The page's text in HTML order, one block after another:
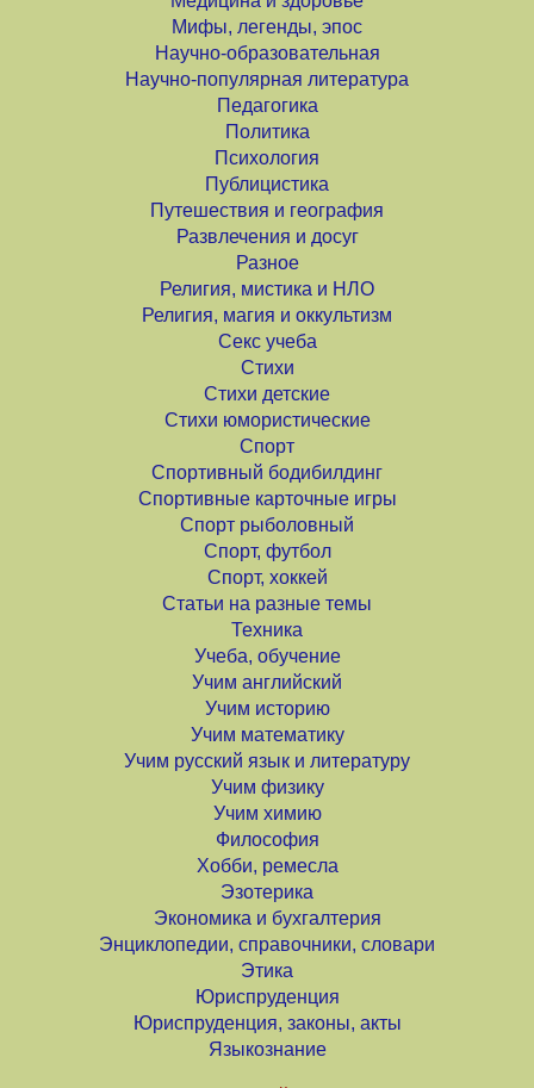
Мифы, легенды, эпос
Научно-образовательная
Научно-популярная литература
Педагогика
Политика
Психология
Публицистика
Путешествия и география
Развлечения и досуг
Разное
Религия, мистика и НЛО
Религия, магия и оккультизм
Секс учеба
Стихи
Стихи детские
Стихи юмористические
Спорт
Спортивный бодибилдинг
Спортивные карточные игры
Спорт рыболовный
Спорт, футбол
Спорт, хоккей
Статьи на разные темы
Техника
Учеба, обучение
Учим английский
Учим историю
Учим математику
Учим русский язык и литературу
Учим физику
Учим химию
Философия
Хобби, ремесла
Эзотерика
Экономика и бухгалтерия
Энциклопедии, справочники, словари
Этика
Юриспруденция
Юриспруденция, законы, акты
Языкознание